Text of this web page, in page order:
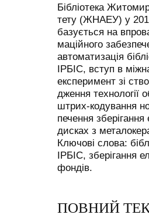
Бібліотека
тету (ЖНАЕУ) у
базується на
маційного
автоматизація
ІРБІС, вступ в
експеримент зі
дження технології
штрих-кодування
печення
дисках з
Ключові слова:
ІРБІС, зберігання
фондів.
ПОВНИЙ